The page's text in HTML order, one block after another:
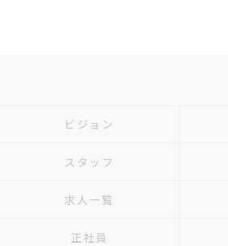
ビジョン
スタッフ
求人一覧
正社員